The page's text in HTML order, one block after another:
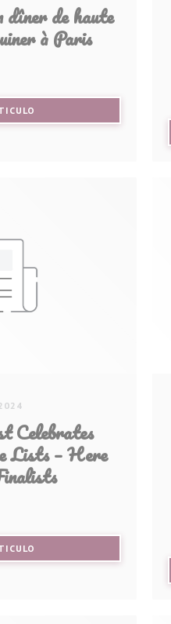
de haute
à Paris
Celebrates
Lists – Here